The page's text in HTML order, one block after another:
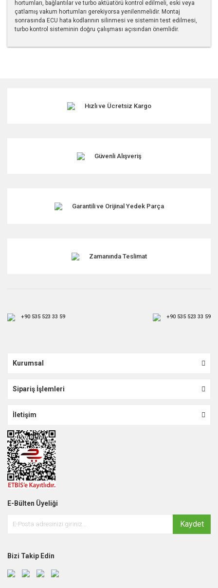
hortumları, bağlantılar ve turbo aktüatörü kontrol edilmeli, eski veya
çatlamış vakum hortumları gerekiyorsa yenilenmelidir. Montaj
sonrasında ECU hata kodlarının silinmesi ve sistemin test edilmesi,
turbo kontrol sisteminin doğru çalışması açısından önemlidir.
Ürün resmi kalitesiz, bozuk veya görüntülenemiyor.
Ürün fiyatı diğer sitelerden daha pahalı.
Hızlı ve Ücretsiz Kargo
Güvenli Alışveriş
Garantili ve Orijinal Yedek Parça
Zamanında Teslimat
+90 535 523 33 59 +90 535 523 33 59
Kurumsal
Sipariş İşlemleri
İletişim
E-Bülten Üyeliği
Kaydet
Bizi Takip Edin